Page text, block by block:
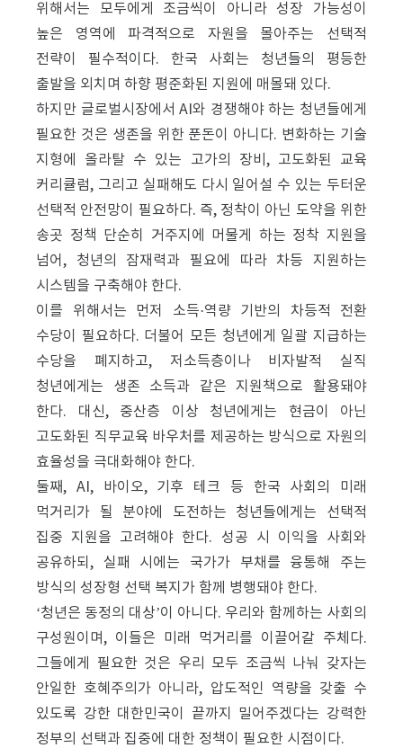
위해서는 모두에게 조금씩이 아니라 성장 가능성이
높은 영역에 파격적으로 자원을 몰아주는 선택적
전략이 필수적이다. 한국 사회는 청년들의 평등한
출발을 외치며 하향 평준화된 지원에 매몰돼 있다.
하지만 글로벌시장에서 AI와 경쟁해야 하는 청년들에게
필요한 것은 생존을 위한 푼돈이 아니다. 변화하는 기술
지형에 올라탈 수 있는 고가의 장비, 고도화된 교육
커리큘럼, 그리고 실패해도 다시 일어설 수 있는 두터운
선택적 안전망이 필요하다. 즉, 정착이 아닌 도약을 위한
송곳 정책 단순히 거주지에 머물게 하는 정착 지원을
넘어, 청년의 잠재력과 필요에 따라 차등 지원하는
시스템을 구축해야 한다.
이를 위해서는 먼저 소득·역량 기반의 차등적 전환
수당이 필요하다. 더불어 모든 청년에게 일괄 지급하는
수당을 폐지하고, 저소득층이나 비자발적 실직
청년에게는 생존 소득과 같은 지원책으로 활용돼야
한다. 대신, 중산층 이상 청년에게는 현금이 아닌
고도화된 직무교육 바우처를 제공하는 방식으로 자원의
효율성을 극대화해야 한다.
둘째, AI, 바이오, 기후 테크 등 한국 사회의 미래
먹거리가 될 분야에 도전하는 청년들에게는 선택적
집중 지원을 고려해야 한다. 성공 시 이익을 사회와
공유하되, 실패 시에는 국가가 부채를 융통해 주는
방식의 성장형 선택 복지가 함께 병행돼야 한다.
‘청년은 동정의 대상’이 아니다. 우리와 함께하는 사회의
구성원이며, 이들은 미래 먹거리를 이끌어갈 주체다.
그들에게 필요한 것은 우리 모두 조금씩 나눠 갖자는
안일한 호혜주의가 아니라, 압도적인 역량을 갖출 수
있도록 강한 대한민국이 끝까지 밀어주겠다는 강력한
정부의 선택과 집중에 대한 정책이 필요한 시점이다.